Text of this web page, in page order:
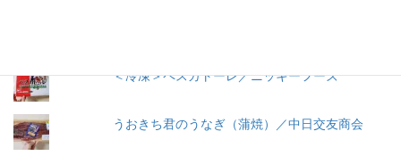
＜冷凍＞ペスカトーレ／ニッキーフーズ
うおきち君のうなぎ（蒲焼）／中日交友商会